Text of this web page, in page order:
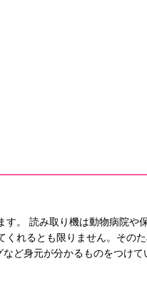
。 読み取り機は動物病院や
れるとも限りません。その
ど身元が分かるものをつけ